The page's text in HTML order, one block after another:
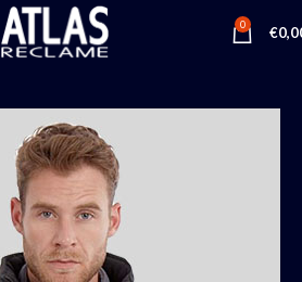
0 €